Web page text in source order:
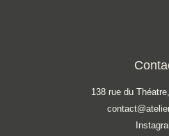
138 rue du